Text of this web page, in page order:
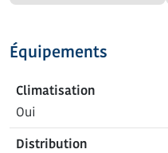
Équipements
Climatisation
Oui
Distribution